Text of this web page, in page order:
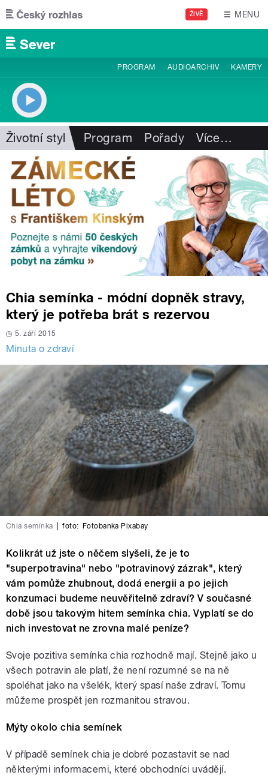
Přejít k hlavnímu obsahu
ŽIVĚ MENU
PROGRAM AUDIOARCHIV KAMERY
Životní styl Program Pořady Více…
Chia semínka - módní dopněk stravy,
který je potřeba brát s rezervou
5. září 2015
Minuta o zdraví
Chia semínka foto: Fotobanka Pixabay
Kolikrát už jste o něčem slyšeli, že je to
"superpotravina" nebo "potravinový zázrak", který
vám pomůže zhubnout, dodá energii a po jejich
konzumaci budeme neuvěřitelně zdraví? V současné
době jsou takovým hitem semínka chia. Vyplatí se do
nich investovat ne zrovna malé peníze?
Svoje pozitiva semínka chia rozhodně mají. Stejně jako u
všech potravin ale platí, že není rozumné se na ně
spoléhat jako na všelék, který spasí naše zdraví. Tomu
můžeme prospět jen rozmanitou stravou.
Mýty okolo chia semínek
V případě semínek chia je dobré pozastavit se nad
některými informacemi, které obchodníci uvádějí.